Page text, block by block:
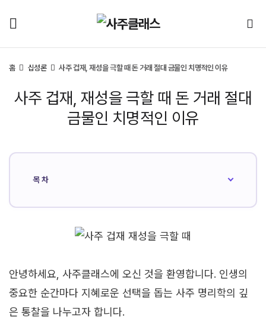
홈 십성론 사주 겁재, 재성을 극할 때 돈 거래 절대 금물인 치명적인 이유
사주 겁재, 재성을 극할 때 돈 거래 절대
금물인 치명적인 이유
목차
안녕하세요, 사주클래스에 오신 것을 환영합니다. 인생의
중요한 순간마다 지혜로운 선택을 돕는 사주 명리학의 깊
은 통찰을 나누고자 합니다.